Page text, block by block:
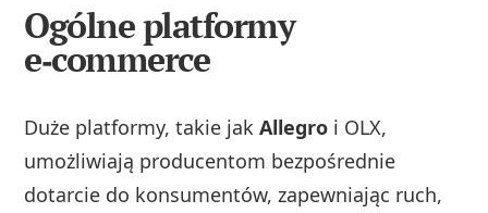
Ogólne platformy
e‑commerce
Duże platformy, takie jakAllegro i OLX,
umożliwiają producentom bezpośrednie
dotarcie do konsumentów, zapewniając ruch,